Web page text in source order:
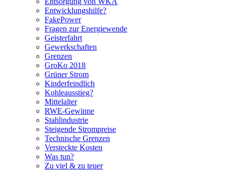
Entwicklungshilfe?
FakePower
Fragen zur Energiewende
Geisterfahrt
Gewerkschaften
Grenzen
GroKo 2018
Grüner Strom
Kinderfeindlich
Kohleausstieg?
Mittelalter
RWE-Gewinne
Stahlindustrie
Steigende Strompreise
Technische Grenzen
Versteckte Kosten
Was tun?
Zu viel & zu teuer